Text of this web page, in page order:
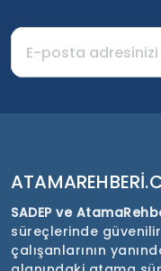
SADEP ve
süreçlerinde
çalışanlarının